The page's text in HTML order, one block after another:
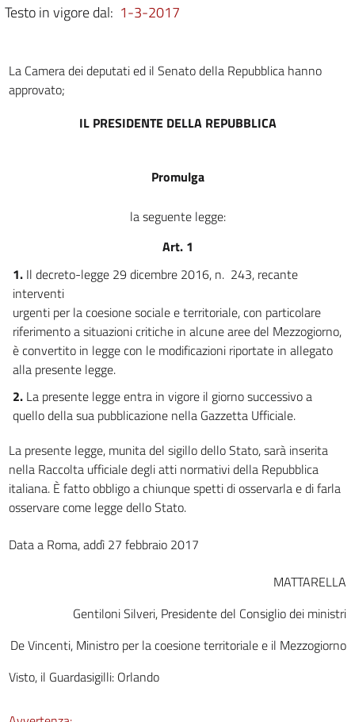
Testo in vigore dal: 1-3-2017
La Camera dei deputati ed il Senato della Repubblica hanno
approvato;
IL PRESIDENTE DELLA REPUBBLICA
Promulga
la seguente legge:
Art. 1
1. Il decreto-legge 29 dicembre 2016, n. 243, recante
interventi
urgenti per la coesione sociale e territoriale, con particolare
riferimento a situazioni critiche in alcune aree del Mezzogiorno,
è convertito in legge con le modificazioni riportate in allegato
alla presente legge.
2. La presente legge entra in vigore il giorno successivo a
quello della sua pubblicazione nella Gazzetta Ufficiale.
La presente legge, munita del sigillo dello Stato, sarà inserita
nella Raccolta ufficiale degli atti normativi della Repubblica
italiana. È fatto obbligo a chiunque spetti di osservarla e di farla
osservare come legge dello Stato.
Data a Roma, addì 27 febbraio 2017
MATTARELLA
Gentiloni Silveri, Presidente del Consiglio dei ministri
De Vincenti, Ministro per la coesione territoriale e il Mezzogiorno
Visto, il Guardasigilli: Orlando